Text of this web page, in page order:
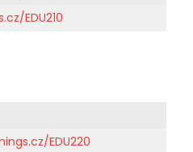
EDU210
EDU220